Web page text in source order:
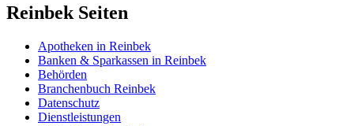
Reinbek Seiten
Apotheken in Reinbek
Banken & Sparkassen in Reinbek
Behörden
Branchenbuch Reinbek
Datenschutz
Dienstleistungen